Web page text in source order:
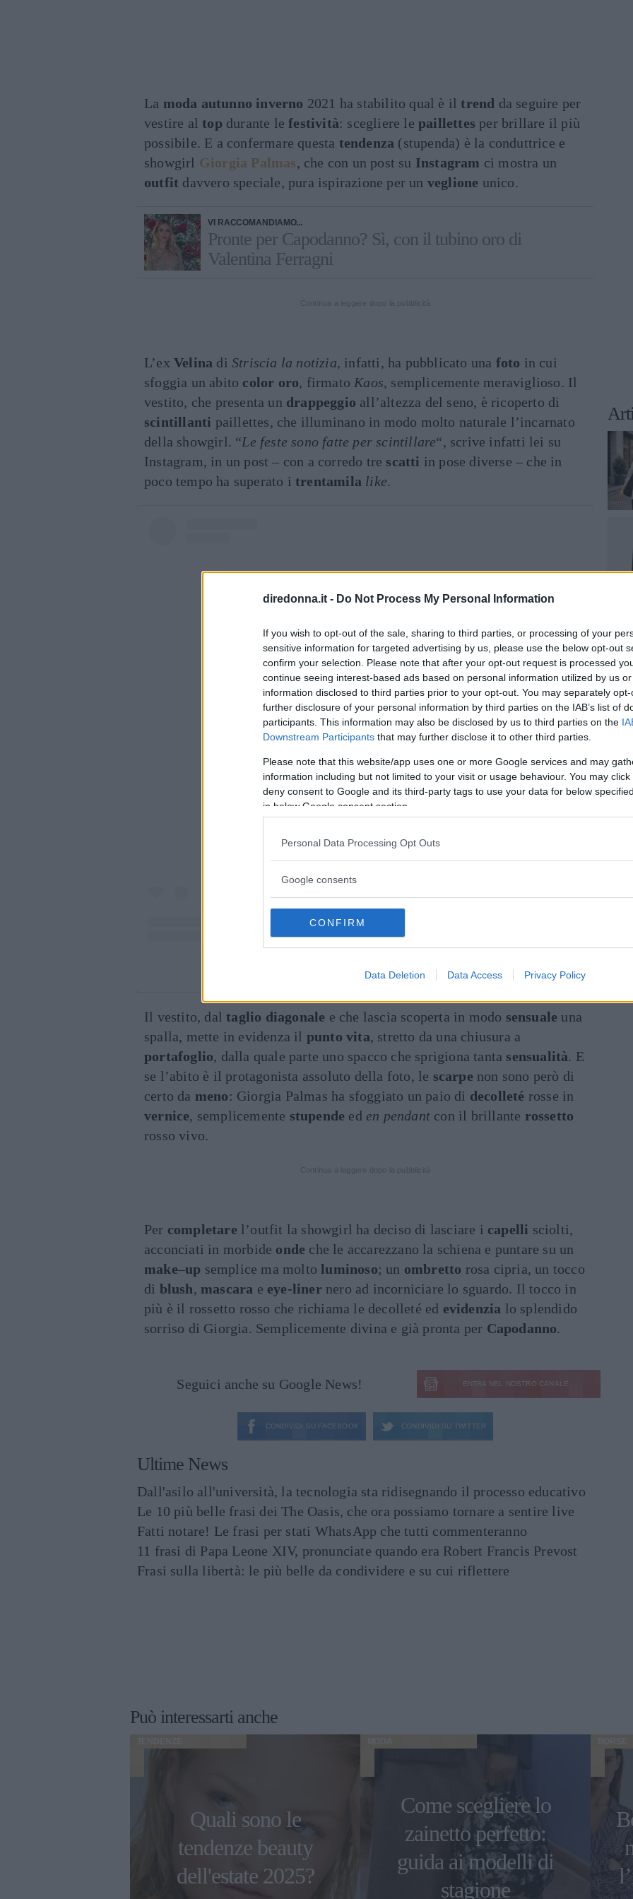
diredonna.it - Do Not Process My Personal Information
If you wish to opt-out of the sale, sharing to third parties, or processing of your
sensitive information for targeted advertising by us, please use the below opt-out
confirm your selection. Please note that after your opt-out request is processed
continue seeing interest-based ads based on personal information utilized by us
information disclosed to third parties prior to your opt-out. You may separately
further disclosure of your personal information by third parties on the IAB’s list of
participants. This information may also be disclosed by us to third parties on the
Downstream Participants that may further disclose it to other third parties.
Please note that this website/app uses one or more Google services and may
information including but not limited to your visit or usage behaviour. You may
deny consent to Google and its third-party tags to use your data for below
in below Google consent section.
Personal Data Processing Opt Outs
Google consents
CONFIRM
Data Deletion Data Access Privacy Policy
La moda autunno inverno 2021 ha stabilito qual è iltrend da seguire per
vestire altop durante lefestività: scegliere lepaillettes per brillare il più
possibile. E a confermare questa tendenza (stupenda) è la conduttrice e
showgirl Giorgia Palmas, che con un post su Instagram ci mostra un
outfit davvero speciale, pura ispirazione per un veglione unico.
VI RACCOMANDIAMO...
Pronte per Capodanno? Sì, con il tubino oro di
Valentina Ferragni
L’ex Velina diStriscia la notizia, infatti, ha pubblicato una foto in cui
sfoggia un abito color oro, firmato Kaos, semplicemente meraviglioso. Il
vestito, che presenta un drappeggio all’altezza del seno, è ricoperto di
scintillanti paillettes, che illuminano in modo molto naturale l’incarnato
della showgirl. “Le feste sono fatte per scintillare“, scrive infatti lei su
Instagram, in un post – con a corredo tre scatti in pose diverse – che in
poco tempo ha superato i trentamila like.
Visualizza questo post su Instagram
Un post condiviso da Giorgia Palmas (@giopalmas82)
Il vestito, daltaglio diagonale e che lascia scoperta in modo sensuale una
spalla, mette in evidenza il punto vita, stretto da una chiusura a
portafoglio, dalla quale parte uno spacco che sprigiona tanta sensualità. E
se l’abito è il protagonista assoluto della foto, le scarpe non sono però di
certo da meno: Giorgia Palmas ha sfoggiato un paio di decolleté rosse in
vernice, semplicemente stupende ed en pendant con il brillante rossetto
rosso vivo.
Per completare l’outfit la showgirl ha deciso di lasciare i capelli sciolti,
acconciati in morbide onde che le accarezzano la schiena e puntare su un
make–up semplice ma molto luminoso; un ombretto rosa cipria, un tocco
di blush, mascara e eye-linernero ad incorniciare lo sguardo. Il tocco in
più è il rossetto rosso che richiama le decolleté ed evidenzia lo splendido
sorriso di Giorgia. Semplicemente divina e già pronta per Capodanno.
Seguici anche su Google News! ENTRA NEL NOSTRO CANALE
CONDIVIDI SU FACEBOOK CONDIVIDI SU TWITTER
Ultime News
Dall'asilo all'università, la tecnologia sta ridisegnando il processo educativo
Le 10 più belle frasi dei The Oasis, che ora possiamo tornare a sentire live
Fatti notare! Le frasi per stati WhatsApp che tutti commenteranno
11 frasi di Papa Leone XIV, pronunciate quando era Robert Francis Prevost
Frasi sulla libertà: le più belle da condividere e su cui riflettere
Può interessarti anche
TENDENZE
Quali sono le
tendenze beauty
dell'estate 2025?
MODA
Come scegliere lo
zainetto perfetto:
guida ai modelli di
stagione
BORSE